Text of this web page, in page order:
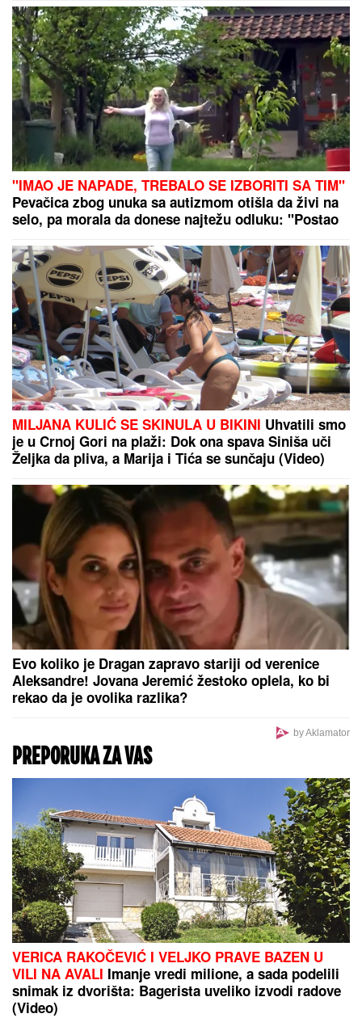
ĆERKOM VALENTINOM - MRŠAVIJA
NEGO IKADA, kosti joj se ocrtavaju:
A naslednica (16) već sad dostigla
njenu visinu od 178 CM
IMA MRTVIH U STRAVIČNOJ
NESREĆI KOD RUME:Policija na
licu mesta
EUROJUST PODRŽAO DRŽAVU SRBIJU I RAD NAŠE
POLICIJE:Pao lider krijumčarske mreže - Prebacio
više od 600 migranata
Vandalizam na Savskom nasipu - јoš
јedan pokušaј opstrukciјe radova od
značaјa za bezbednost građana
"IMAO JE NAPADE, TREBALO SE IZBORITI SA TIM"
Pevačica zbog unuka sa autizmom otišla da živi na
selo, pa morala da donese najtežu odluku: "Postao
je agresivan"
MILJANA KULIĆ SE SKINULA U BIKINIUhvatili smo
je u Crnoj Gori na plaži: Dok ona spava Siniša uči
Željka da pliva, a Marija i Tića se sunčaju (Video)